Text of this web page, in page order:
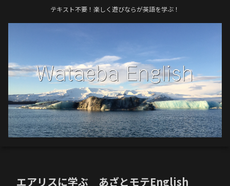
テキスト不要！楽しく遊びならが英語を学ぶ！
エアリスに学ぶ あざとモテEnglish